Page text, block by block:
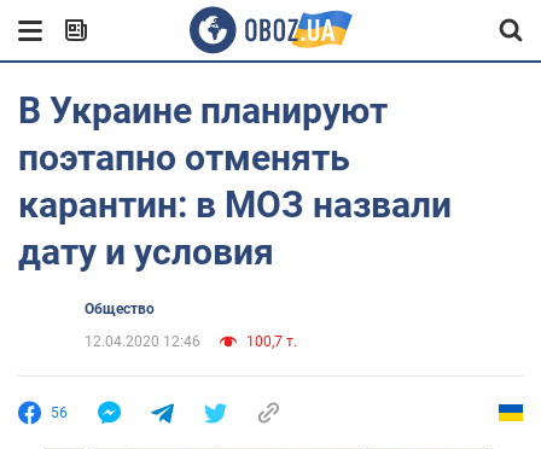
В Украине планируют
поэтапно отменять
карантин: в МОЗ назвали
дату и условия
Общество
12.04.2020 12:46
100,7 т.
56